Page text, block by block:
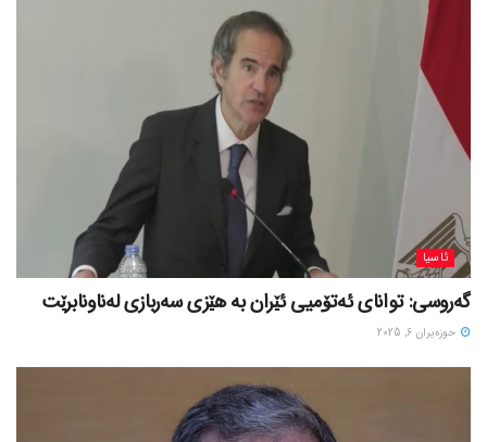
ئاسیا
گەروسی: توانای ئەتۆمیی ئێران بە هێزی سەربازی لەناونابرێت
حوزه‌یران 6, 2025